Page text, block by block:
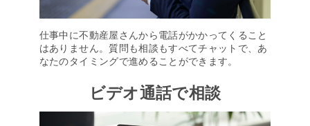
仕事中に不動産屋さんから電話がかかってくること
はありません。質問も相談もすべてチャットで、あ
なたのタイミングで進めることができます。
ビデオ通話で相談